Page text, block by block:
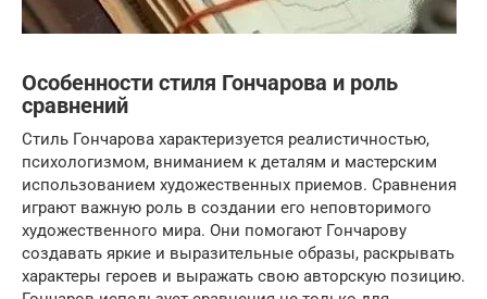
Особенности стиля Гончарова и роль
сравнений
Стиль Гончарова характеризуется реалистичностью,
психологизмом, вниманием к деталям и мастерским
использованием художественных приемов. Сравнения
играют важную роль в создании его неповторимого
художественного мира. Они помогают Гончарову
создавать яркие и выразительные образы, раскрывать
характеры героев и выражать свою авторскую позицию.